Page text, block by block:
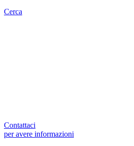
Cerca
Contattaci
per avere informazioni